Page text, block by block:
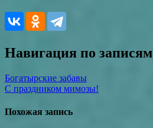
Навигация по записям
Богатырские забавы
С праздником мимозы!
Похожая запись